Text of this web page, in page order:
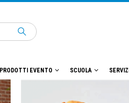
PRODOTTI EVENTO SCUOLA SERVIZI